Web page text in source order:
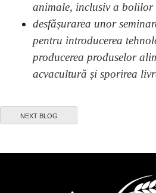
animale, inclusiv a bolilor
desfășurarea unor
pentru introducerea
producerea produselor
acvacultură și sporirea
NEXT BLOG